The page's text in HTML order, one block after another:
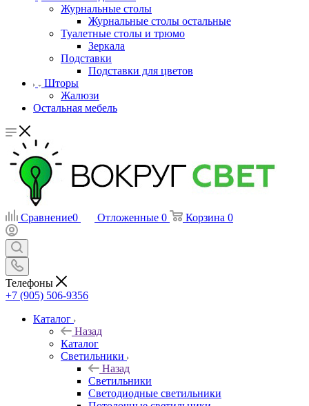
Журнальные столы
Журнальные столы остальные
Туалетные столы и трюмо
Зеркала
Подставки
Подставки для цветов
Шторы
Жалюзи
Остальная мебель
Сравнение0 Отложенные 0 Корзина 0
Телефоны
+7 (905) 506-9356
Каталог
Назад
Каталог
Светильники
Назад
Светильники
Светодиодные светильники